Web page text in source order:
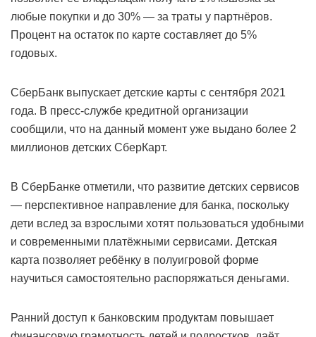
любые покупки и до 30% — за траты у партнёров.
Процент на остаток по карте составляет до 5%
годовых.
СберБанк выпускает детские карты с сентября 2021
года. В пресс-службе кредитной организации
сообщили, что на данный момент уже выдано более 2
миллионов детских СберКарт.
В СберБанке отметили, что развитие детских сервисов
— перспективное направление для банка, поскольку
дети вслед за взрослыми хотят пользоваться удобными
и современными платёжными сервисами. Детская
карта позволяет ребёнку в полуигровой форме
научиться самостоятельно распоряжаться деньгами.
Ранний доступ к банковским продуктам повышает